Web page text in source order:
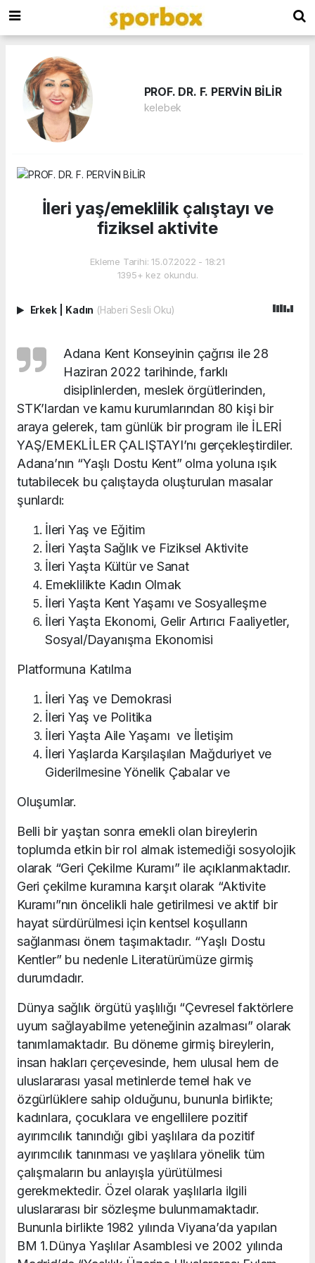
PROF. DR. F. PERVİN BİLİR
kelebek
İleri yaş/emeklilik çalıştayı ve
fiziksel aktivite
Ekleme Tarihi: 15.07.2022 - 18:21
1395+ kez okundu.
Erkek Kadın (Haberi Sesli Oku)
Adana Kent Konseyinin çağrısı ile 28
Haziran 2022 tarihinde, farklı
disiplinlerden, meslek örgütlerinden,
STK’lardan ve kamu kurumlarından 80 kişi bir
araya gelerek, tam günlük bir program ile İLERİ
YAŞ/EMEKLİLER ÇALIŞTAYI’nı gerçekleştirdiler.
Adana’nın “Yaşlı Dostu Kent” olma yoluna ışık
tutabilecek bu çalıştayda oluşturulan masalar
şunlardı:
İleri Yaş ve Eğitim
İleri Yaşta Sağlık ve Fiziksel Aktivite
İleri Yaşta Kültür ve Sanat
Emeklilikte Kadın Olmak
İleri Yaşta Kent Yaşamı ve Sosyalleşme
İleri Yaşta Ekonomi, Gelir Artırıcı Faaliyetler,
Sosyal/Dayanışma Ekonomisi
Platformuna Katılma
İleri Yaş ve Demokrasi
İleri Yaş ve Politika
İleri Yaşta Aile Yaşamı ve İletişim
İleri Yaşlarda Karşılaşılan Mağduriyet ve
Giderilmesine Yönelik Çabalar ve
Oluşumlar.
Belli bir yaştan sonra emekli olan bireylerin
toplumda etkin bir rol almak istemediği sosyolojik
olarak “Geri Çekilme Kuramı” ile açıklanmaktadır.
Geri çekilme kuramına karşıt olarak “Aktivite
Kuramı”nın öncelikli hale getirilmesi ve aktif bir
hayat sürdürülmesi için kentsel koşulların
sağlanması önem taşımaktadır. “Yaşlı Dostu
Kentler” bu nedenle Literatürümüze girmiş
durumdadır.
Dünya sağlık örgütü yaşlılığı “Çevresel faktörlere
uyum sağlayabilme yeteneğinin azalması” olarak
tanımlamaktadır. Bu döneme girmiş bireylerin,
insan hakları çerçevesinde, hem ulusal hem de
uluslararası yasal metinlerde temel hak ve
özgürlüklere sahip olduğunu, bununla birlikte;
kadınlara, çocuklara ve engellilere pozitif
ayırımcılık tanındığı gibi yaşlılara da pozitif
ayırımcılık tanınması ve yaşlılara yönelik tüm
çalışmaların bu anlayışla yürütülmesi
gerekmektedir. Özel olarak yaşlılarla ilgili
uluslararası bir sözleşme bulunmamaktadır.
Bununla birlikte 1982 yılında Viyana’da yapılan
BM 1.Dünya Yaşlılar Asamblesi ve 2002 yılında